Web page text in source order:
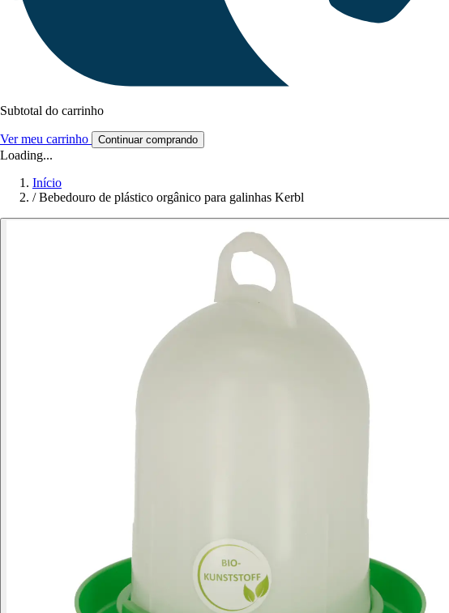
Subtotal do carrinho
Ver meu carrinho Continuar comprando
Loading...
Início
/ Bebedouro de plástico orgânico para galinhas Kerbl